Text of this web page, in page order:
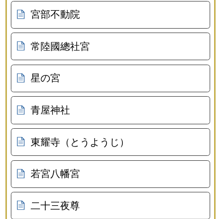
宮部不動院
常陸國總社宮
星の宮
青屋神社
東耀寺（とうようじ）
若宮八幡宮
二十三夜尊